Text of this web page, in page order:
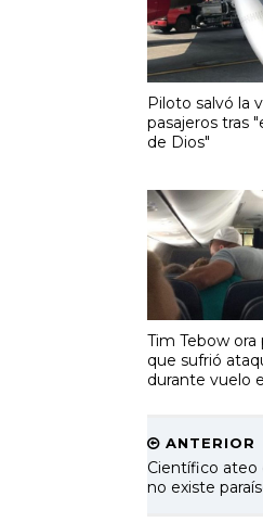
Piloto salvó la
pasajeros tras
de Dios"
Tim Tebow ora
que sufrió
durante vuelo
ANTERIOR
Científico ateo
no existe